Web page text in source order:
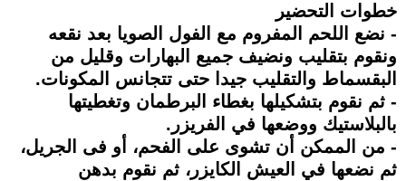
خطوات التحضير
- نضع اللحم المفروم مع الفول الصويا بعد نقعه
ونقوم بتقليب ونضيف جميع البهارات وقليل من
البقسماط والتقليب جيدا حتى تتجانس المكونات.
- ثم نقوم بتشكيلها بغطاء البرطمان وتغطيتها
بالبلاستيك ووضعها في الفريزر.
- من الممكن أن تشوى على الفحم، أو فى الجريل،
ثم نضعها في العيش الكايزر، ثم نقوم بدهن